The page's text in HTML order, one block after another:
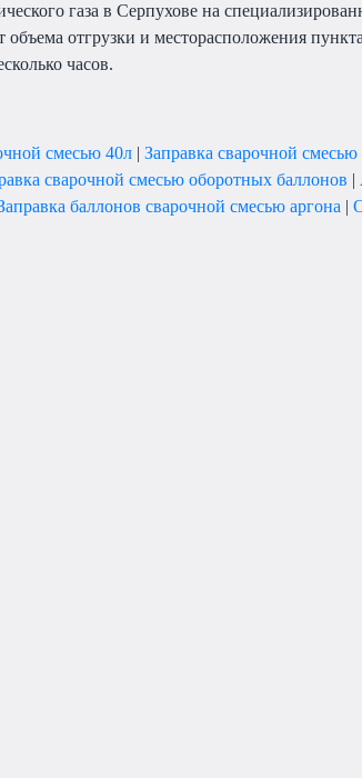
газа в Серпухове на
объема отгрузки и месторасположения
часов.
смесью 40л | Заправка сварочной смесью
сварочной смесью оборотных баллонов |
баллонов сварочной смесью аргона |